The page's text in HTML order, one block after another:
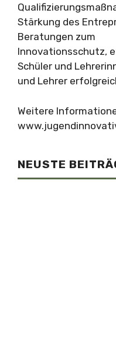
Stärkung des
Beratungen zum
Innovationsschutz,
Schüler und
und Lehrer
Weitere
NEUSTE